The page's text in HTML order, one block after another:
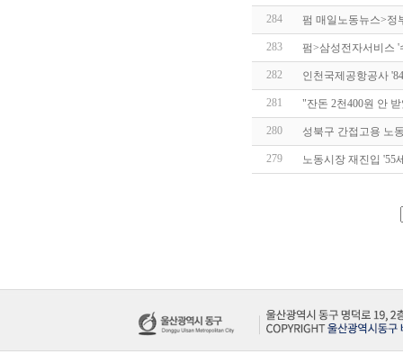
284 펌 매일노동뉴스>
283 펌>삼성전자서비스
282 인천국제공항공사
281 "잔돈 2천400원 안
280 성북구 간접고용 노
279 노동시장 재진입 '55